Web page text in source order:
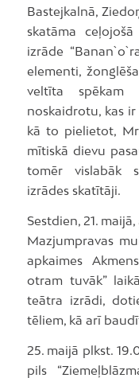
Bastejkalnā,
skatāma
izrāde
elementi,
veltīta spēkam
noskaidrotu, kas
kā to pielietot,
mītiskā dievu
tomēr vislabāk
izrādes skatītāji.
Sestdien, 21.
Mazjumpravas
apkaimes
otram tuvāk”
teātra izrādi,
tēliem, kā arī
25. maijā plkst.
pils